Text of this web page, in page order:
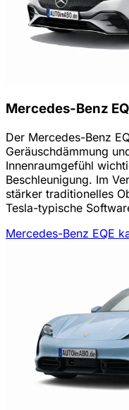
Mercedes-Benz
Der Mercedes-Benz
Geräuschdämmung
Innenraumgefühl
Beschleunigung. Im
stärker traditionelles
Tesla-typische
Mercedes-Benz EQE